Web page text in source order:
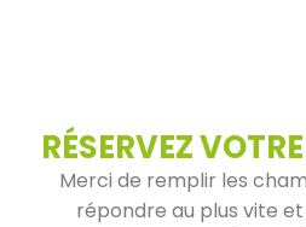
RÉSERVEZ
Merci de remplir les
répondre au plus vite